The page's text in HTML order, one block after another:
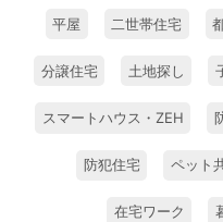
平屋 二世帯住宅
分譲住宅 土地探し
スマートハウス・ZEH
防犯住宅 ペット
在宅ワーク